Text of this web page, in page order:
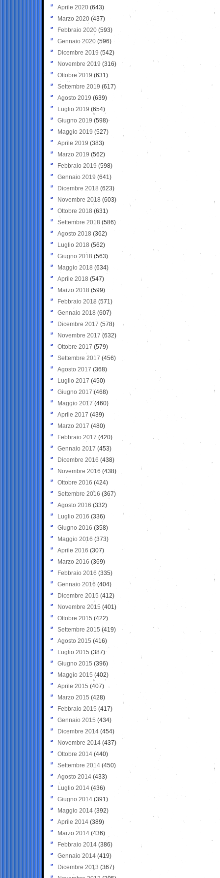
Aprile 2020 (643)
Marzo 2020 (437)
Febbraio 2020 (593)
Gennaio 2020 (596)
Dicembre 2019 (542)
Novembre 2019 (316)
Ottobre 2019 (631)
Settembre 2019 (617)
Agosto 2019 (639)
Luglio 2019 (654)
Giugno 2019 (598)
Maggio 2019 (527)
Aprile 2019 (383)
Marzo 2019 (562)
Febbraio 2019 (598)
Gennaio 2019 (641)
Dicembre 2018 (623)
Novembre 2018 (603)
Ottobre 2018 (631)
Settembre 2018 (586)
Agosto 2018 (362)
Luglio 2018 (562)
Giugno 2018 (563)
Maggio 2018 (634)
Aprile 2018 (547)
Marzo 2018 (599)
Febbraio 2018 (571)
Gennaio 2018 (607)
Dicembre 2017 (578)
Novembre 2017 (632)
Ottobre 2017 (579)
Settembre 2017 (456)
Agosto 2017 (368)
Luglio 2017 (450)
Giugno 2017 (468)
Maggio 2017 (460)
Aprile 2017 (439)
Marzo 2017 (480)
Febbraio 2017 (420)
Gennaio 2017 (453)
Dicembre 2016 (438)
Novembre 2016 (438)
Ottobre 2016 (424)
Settembre 2016 (367)
Agosto 2016 (332)
Luglio 2016 (336)
Giugno 2016 (358)
Maggio 2016 (373)
Aprile 2016 (307)
Marzo 2016 (369)
Febbraio 2016 (335)
Gennaio 2016 (404)
Dicembre 2015 (412)
Novembre 2015 (401)
Ottobre 2015 (422)
Settembre 2015 (419)
Agosto 2015 (416)
Luglio 2015 (387)
Giugno 2015 (396)
Maggio 2015 (402)
Aprile 2015 (407)
Marzo 2015 (428)
Febbraio 2015 (417)
Gennaio 2015 (434)
Dicembre 2014 (454)
Novembre 2014 (437)
Ottobre 2014 (440)
Settembre 2014 (450)
Agosto 2014 (433)
Luglio 2014 (436)
Giugno 2014 (391)
Maggio 2014 (392)
Aprile 2014 (389)
Marzo 2014 (436)
Febbraio 2014 (386)
Gennaio 2014 (419)
Dicembre 2013 (367)